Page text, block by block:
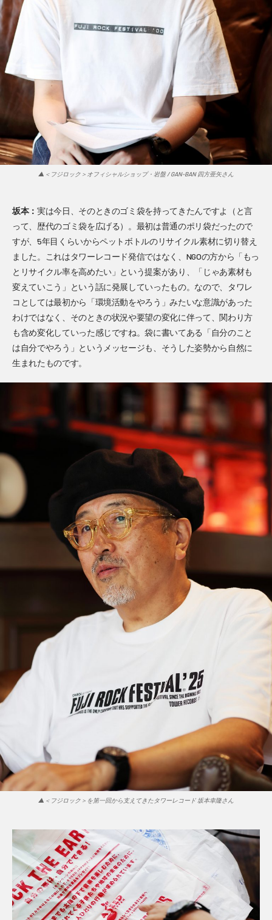
▲＜フジロック＞オフィシャルショップ・岩盤 / GAN-BAN 四方亜矢さん
坂本： 実は今日、そのときのゴミ袋を持ってきたんですよ（と言
って、歴代のゴミ袋を広げる）。最初は普通のポリ袋だったので
すが、5年目くらいからペットボトルのリサイクル素材に切り替え
ました。これはタワーレコード発信ではなく、NGOの方から「もっ
とリサイクル率を高めたい」という提案があり、「じゃあ素材も
変えていこう」という話に発展していったもの。なので、タワレ
コとしては最初から「環境活動をやろう」みたいな意識があった
わけではなく、そのときの状況や要望の変化に伴って、関わり方
も含め変化していった感じですね。袋に書いてある「自分のこと
は自分でやろう」というメッセージも、そうした姿勢から自然に
生まれたものです。
▲＜フジロック＞を第一回から支えてきたタワーレコード 坂本幸隆さん